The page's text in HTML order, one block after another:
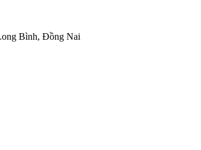
Bình, Đồng Nai